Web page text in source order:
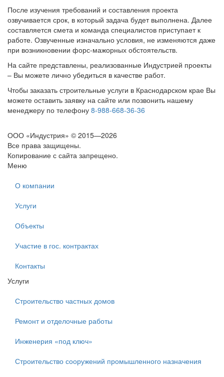
После изучения требований и составления проекта
озвучивается срок, в который задача будет выполнена. Далее
составляется смета и команда специалистов приступает к
работе. Озвученные изначально условия, не изменяются даже
при возникновении форс-мажорных обстоятельств.
На сайте представлены, реализованные Индустрией проекты
– Вы можете лично убедиться в качестве работ.
Чтобы заказать строительные услуги в Краснодарском крае Вы
можете оставить заявку на сайте или позвонить нашему
менеджеру по телефону 8-988-668-36-36
ООО «Индустрия» © 2015—2026
Все права защищены.
Копирование с сайта запрещено.
Меню
О компании
Услуги
Объекты
Участие в гос. контрактах
Контакты
Услуги
Строительство частных домов
Ремонт и отделочные работы
Инженерия «под ключ»
Строительство сооружений промышленного назначения